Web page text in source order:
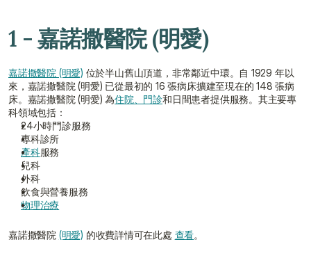
1 - 嘉諾撒醫院 (明愛)
嘉諾撒醫院 (明愛) 位於半山舊山頂道，非常鄰近中環。自 1929 年以
來，嘉諾撒醫院 (明愛) 已從最初的 16 張病床擴建至現在的 148 張病
床。嘉諾撒醫院 (明愛) 為住院、門診和日間患者提供服務。其主要專
科領域包括：
24小時門診服務
專科診所
產科服務
兒科
外科
飲食與營養服務
物理治療
嘉諾撒醫院 (明愛) 的收費詳情可在此處 查看。